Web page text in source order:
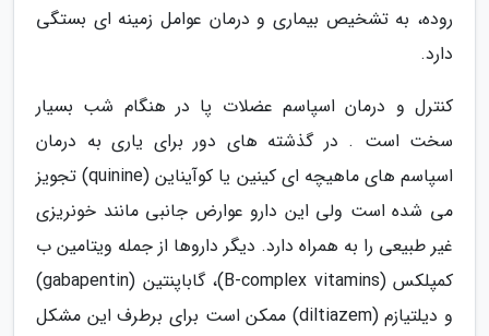
روده، به تشخیص بیماری و درمان عوامل زمینه ای بستگی
دارد.
کنترل و درمان اسپاسم عضلات پا در هنگام شب بسیار
سخت است . در گذشته های دور برای یاری به درمان
اسپاسم های ماهیچه ای کینین یا کوآیناین (quinine) تجویز
می شده است ولی این دارو عوارض جانبی مانند خونریزی
غیر طبیعی را به همراه دارد. دیگر داروها از جمله ویتامین ب
کمپلکس (B-complex vitamins)، گاباپنتین (gabapentin)
و دیلتیازم (diltiazem) ممکن است برای برطرف این مشکل